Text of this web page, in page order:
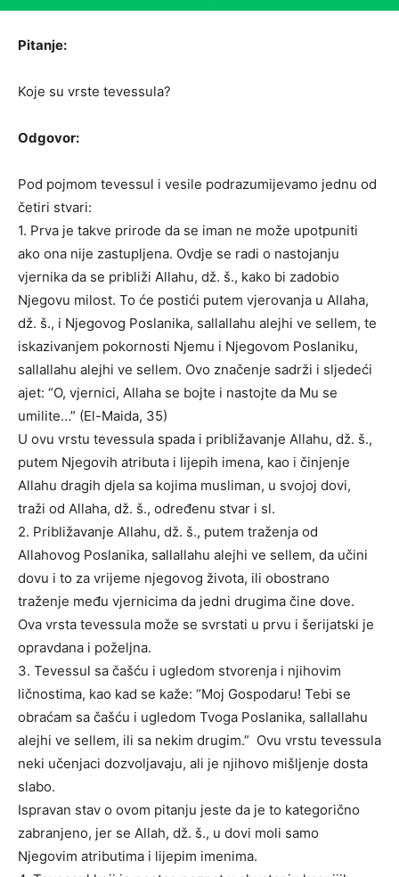
Pitanje:
Koje su vrste tevessula?
Odgovor:
Pod pojmom tevessul i vesile podrazumijevamo jednu od
četiri stvari:
1. Prva je takve prirode da se iman ne može upotpuniti
ako ona nije zastupljena. Ovdje se radi o nastojanju
vjernika da se približi Allahu, dž. š., kako bi zadobio
Njegovu milost. To će postići putem vjerovanja u Allaha,
dž. š., i Njegovog Poslanika, sallallahu alejhi ve sellem, te
iskazivanjem pokornosti Njemu i Njegovom Poslaniku,
sallallahu alejhi ve sellem. Ovo značenje sadrži i sljedeći
ajet: “O, vjernici, Allaha se bojte i nastojte da Mu se
umilite…” (El-Maida, 35)
U ovu vrstu tevessula spada i približavanje Allahu, dž. š.,
putem Njegovih atributa i lijepih imena, kao i činjenje
Allahu dragih djela sa kojima musliman, u svojoj dovi,
traži od Allaha, dž. š., određenu stvar i sl.
2. Približavanje Allahu, dž. š., putem traženja od
Allahovog Poslanika, sallallahu alejhi ve sellem, da učini
dovu i to za vrijeme njegovog života, ili obostrano
traženje među vjernicima da jedni drugima čine dove.
Ova vrsta tevessula može se svrstati u prvu i šerijatski je
opravdana i poželjna.
3. Tevessul sa čašću i ugledom stvorenja i njihovim
ličnostima, kao kad se kaže: “Moj Gospodaru! Tebi se
obraćam sa čašću i ugledom Tvoga Poslanika, sallallahu
alejhi ve sellem, ili sa nekim drugim.” Ovu vrstu tevessula
neki učenjaci dozvoljavaju, ali je njihovo mišljenje dosta
slabo.
Ispravan stav o ovom pitanju jeste da je to kategorično
zabranjeno, jer se Allah, dž. š., u dovi moli samo
Njegovim atributima i lijepim imenima.